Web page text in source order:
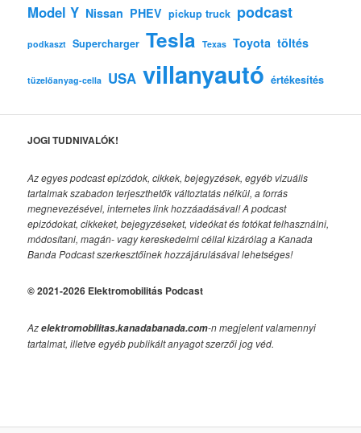
Model Y Nissan PHEV pickup truck podcast
podkaszt Supercharger Tesla Texas Toyota töltés
tüzelőanyag-cella USA villanyautó értékesítés
JOGI TUDNIVALÓK!
Az egyes podcast epizódok, cikkek, bejegyzések, egyéb vizuális
tartalmak szabadon terjeszthetők változtatás nélkül, a forrás
megnevezésével, internetes link hozzáadásával!A podcast
epizódokat, cikkeket, bejegyzéseket, videókat és fotókat felhasználni,
módosítani, magán- vagy kereskedelmi céllal kizárólag a Kanada
Banda Podcast szerkesztőinek hozzájárulásával lehetséges!
© 2021-2026 Elektromobilitás Podcast
Azelektromobilitas.kanadabanada.com-n megjelent valamennyi
tartalmat, illetve egyéb publikált anyagot szerzői jog véd.